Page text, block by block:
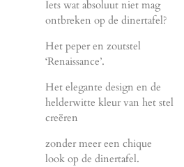
Iets wat absoluut niet mag
ontbreken op de dinertafel?
Het peper en zoutstel
‘Renaissance’.
Het elegante design en de
helderwitte kleur van het stel
creëren
zonder meer een chique
look op de dinertafel.